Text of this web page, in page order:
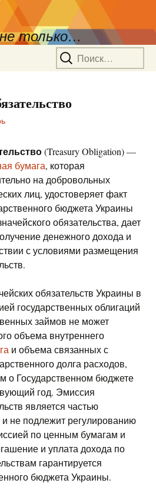
только…
Найти:
(Treasury Obligation) —
бумага, которая
на добровольных
лиц, удостоверяет факт
бюджета Украины
обязательства, дает
денежного дохода и
с условиями размещения
обязательств Украины в
государственных облигаций
займов не может
объема внутреннего
и объема связанных с
долга расходов,
о Государственном бюджете
год. Эмиссия
является частью
не подлежит регулированию
по ценным бумагам и
и уплата дохода по
гарантируется
бюджета Украины.